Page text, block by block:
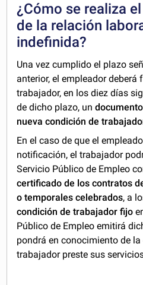
¿Cómo se realiza
de la relación
indefinida?
Una vez cumplido el plazo
anterior, el empleador deberá
trabajador, en los diez días
de dicho plazo, un
nueva condición de
En el caso de que el
notificación, el trabajador
Servicio Público de Empleo
certificado de los contratos
o temporales celebrados, a
condición de trabajador fijo
Público de Empleo emitirá
pondrá en conocimiento de la
trabajador preste sus